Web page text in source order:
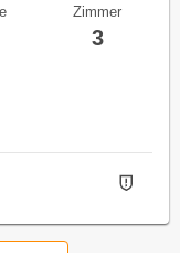
Zimmer
3